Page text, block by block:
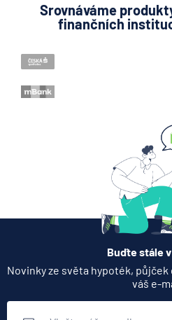
Srovnáváme
finančních
Buďte stále
Novinky ze světa hypoték, půjček
váš e-